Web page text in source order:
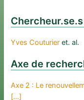
Chercheur.se.s
Yves Couturier et. al.
Axe de
Axe 2 : Le
[…]